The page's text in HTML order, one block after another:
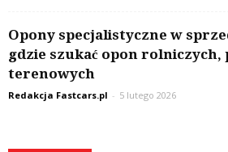
Opony specjalistyczne w
gdzie szukać opon rolniczych,
terenowych
Redakcja Fastcars.pl - 5 lutego 2026